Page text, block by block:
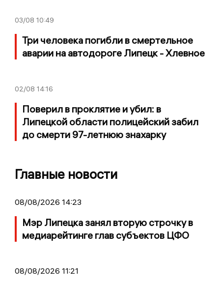
03/08 10:49
Три человека погибли в смертельное
аварии на автодороге Липецк - Хлевное
02/08 14:16
Поверил в проклятие и убил: в
Липецкой области полицейский забил
до смерти 97-летнюю знахарку
Главные новости
08/08/2026 14:23
Мэр Липецка занял вторую строчку в
медиарейтинге глав субъектов ЦФО
08/08/2026 11:21